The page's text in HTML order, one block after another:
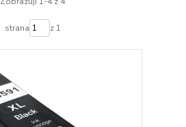
strana z 1